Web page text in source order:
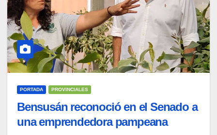
PORTADA PROVINCIALES
Bensusán reconoció en el Senado a
una emprendedora pampeana